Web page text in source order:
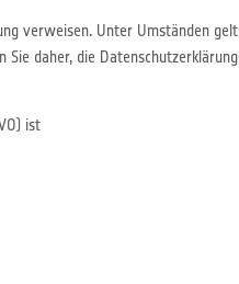
verweisen. Unter Umständen
Sie daher, die
ist